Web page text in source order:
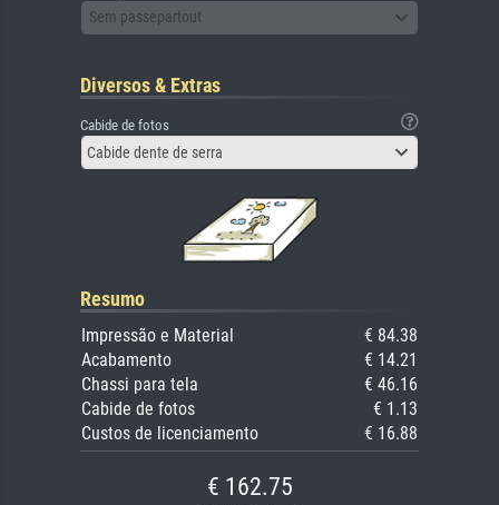
Sem passepartout
Diversos & Extras
Cabide de fotos
Cabide dente de serra
Resumo
Impressão e Material
€ 84.38
Acabamento
€ 14.21
Chassi para tela
€ 46.16
Cabide de fotos
€ 1.13
Custos de licenciamento
€ 16.88
€ 162.75